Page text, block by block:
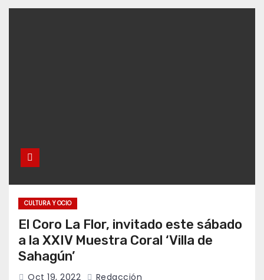
CULTURA Y OCIO
El Coro La Flor, invitado este sábado
a la XXIV Muestra Coral ‘Villa de
Sahagún’
Oct 19, 2022 Redacción